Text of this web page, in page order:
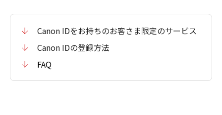
Canon IDをお持ちのお客さま限定のサービス
Canon IDの登録方法
FAQ